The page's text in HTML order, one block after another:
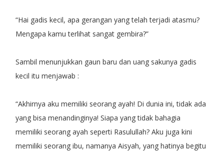
“Hai gadis kecil, apa gerangan yang telah terjadi atasmu?
Mengapa kamu terlihat sangat gembira?”
Sambil menunjukkan gaun baru dan uang sakunya gadis
kecil itu menjawab :
“Akhirnya aku memiliki seorang ayah! Di dunia ini, tidak ada
yang bisa menandinginya! Siapa yang tidak bahagia
memiliki seorang ayah seperti Rasulullah? Aku juga kini
memiliki seorang ibu, namanya Aisyah, yang hatinya begitu